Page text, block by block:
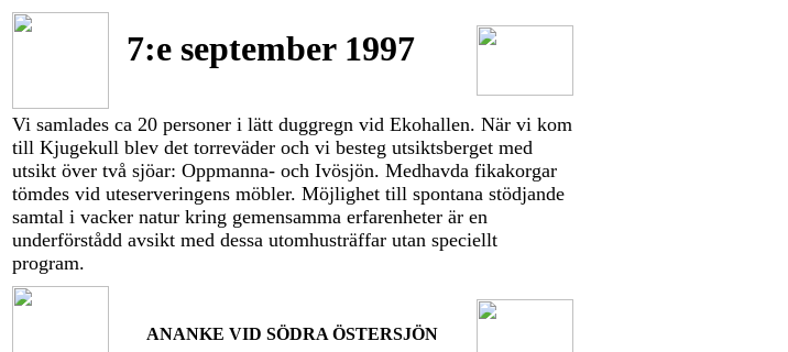
7:e september 1997
Vi samlades ca 20 personer i lätt duggregn vid Ekohallen. När vi kom
till Kjugekull blev det torreväder och vi besteg utsiktsberget med
utsikt över två sjöar: Oppmanna- och Ivösjön. Medhavda fikakorgar
tömdes vid uteserveringens möbler. Möjlighet till spontana stödjande
samtal i vacker natur kring gemensamma erfarenheter är en
underförstådd avsikt med dessa utomhusträffar utan speciellt
program.
ANANKE VID SÖDRA ÖSTERSJÖN